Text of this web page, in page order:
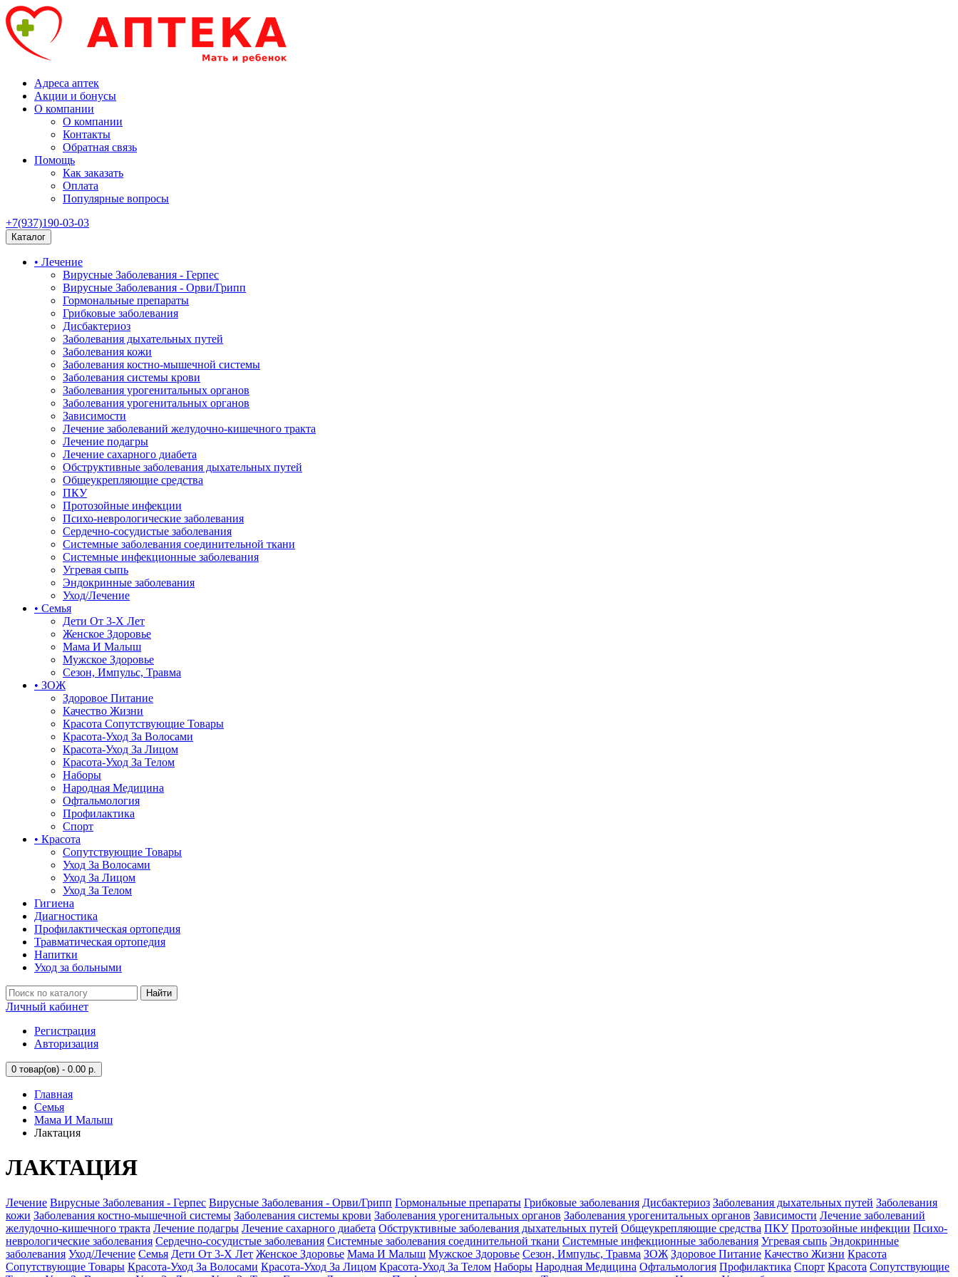
Адреса аптек
Акции и бонусы
О компании
О компании
Контакты
Обратная связь
Помощь
Как заказать
Оплата
Популярные вопросы
+7(937)190-03-03
Каталог
• Лечение
Вирусные Заболевания - Герпес
Вирусные Заболевания - Орви/Грипп
Гормональные препараты
Грибковые заболевания
Дисбактериоз
Заболевания дыхательных путей
Заболевания кожи
Заболевания костно-мышечной системы
Заболевания системы крови
Заболевания урогенитальных органов
Заболевания урогенитальных органов
Зависимости
Лечение заболеваний желудочно-кишечного тракта
Лечение подагры
Лечение сахарного диабета
Обструктивные заболевания дыхательных путей
Общеукрепляющие средства
ПКУ
Протозойные инфекции
Психо-неврологические заболевания
Сердечно-сосудистые заболевания
Системные заболевания соединительной ткани
Системные инфекционные заболевания
Угревая сыпь
Эндокринные заболевания
Уход/Лечение
• Семья
Дети От 3-Х Лет
Женское Здоровье
Мама И Малыш
Мужское Здоровье
Сезон, Импульс, Травма
• ЗОЖ
Здоровое Питание
Качество Жизни
Красота Сопутствующие Товары
Красота-Уход За Волосами
Красота-Уход За Лицом
Красота-Уход За Телом
Наборы
Народная Медицина
Офтальмология
Профилактика
Спорт
• Красота
Сопутствующие Товары
Уход За Волосами
Уход За Лицом
Уход За Телом
Гигиена
Диагностика
Профилактическая ортопедия
Травматическая ортопедия
Напитки
Уход за больными
Найти
Личный кабинет
Регистрация
Авторизация
0 товар(ов) - 0.00 р.
Главная
Семья
Мама И Малыш
Лактация
ЛАКТАЦИЯ
Лечение Вирусные Заболевания - Герпес Вирусные Заболевания - Орви/Грипп Гормональные препараты Грибковые заболевания Дисбактериоз Заболевания дыхательных путей Заболевания
кожи Заболевания костно-мышечной системы Заболевания системы крови Заболевания урогенитальных органов Заболевания урогенитальных органов Зависимости Лечение заболеваний
желудочно-кишечного тракта Лечение подагры Лечение сахарного диабета Обструктивные заболевания дыхательных путей Общеукрепляющие средства ПКУ Протозойные инфекции Психо-
неврологические заболевания Сердечно-сосудистые заболевания Системные заболевания соединительной ткани Системные инфекционные заболевания Угревая сыпь Эндокринные
заболевания Уход/Лечение Семья Дети От 3-Х Лет Женское Здоровье Мама И Малыш Мужское Здоровье Сезон, Импульс, Травма ЗОЖ Здоровое Питание Качество Жизни Красота
Сопутствующие Товары Красота-Уход За Волосами Красота-Уход За Лицом Красота-Уход За Телом Наборы Народная Медицина Офтальмология Профилактика Спорт Красота Сопутствующие